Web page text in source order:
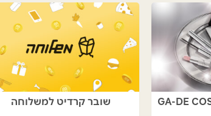
שובר קרדיט למשלוחה